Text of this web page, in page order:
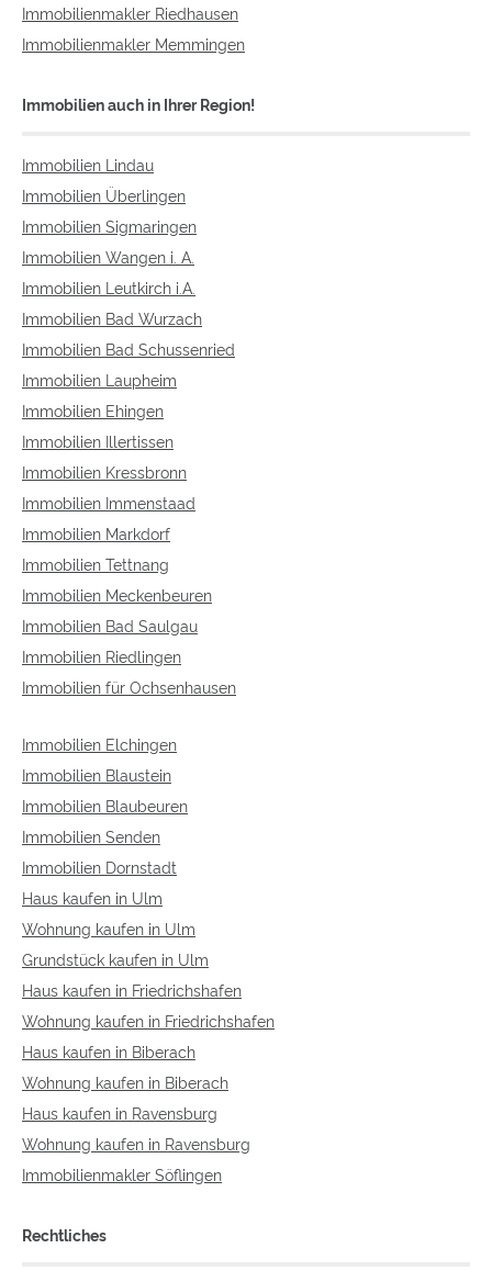
Immobilienmakler Riedhausen
Immobilienmakler Memmingen
Immobilien auch in Ihrer Region!
Immobilien Lindau
Immobilien Überlingen
Immobilien Sigmaringen
Immobilien Wangen i. A.
Immobilien Leutkirch i.A.
Immobilien Bad Wurzach
Immobilien Bad Schussenried
Immobilien Laupheim
Immobilien Ehingen
Immobilien Illertissen
Immobilien Kressbronn
Immobilien Immenstaad
Immobilien Markdorf
Immobilien Tettnang
Immobilien Meckenbeuren
Immobilien Bad Saulgau
Immobilien Riedlingen
Immobilien für Ochsenhausen
Immobilien Elchingen
Immobilien Blaustein
Immobilien Blaubeuren
Immobilien Senden
Immobilien Dornstadt
Haus kaufen in Ulm
Wohnung kaufen in Ulm
Grundstück kaufen in Ulm
Haus kaufen in Friedrichshafen
Wohnung kaufen in Friedrichshafen
Haus kaufen in Biberach
Wohnung kaufen in Biberach
Haus kaufen in Ravensburg
Wohnung kaufen in Ravensburg
Immobilienmakler Söflingen
Rechtliches